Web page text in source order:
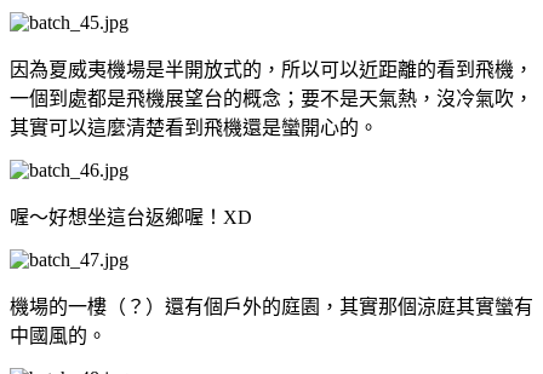
因為夏威夷機場是半開放式的，所以可以近距離的看到飛機，
一個到處都是飛機展望台的概念；要不是天氣熱，沒冷氣吹，
其實可以這麼清楚看到飛機還是蠻開心的。
喔～好想坐這台返鄉喔！XD
機場的一樓（？）還有個戶外的庭園，其實那個涼庭其實蠻有
中國風的。